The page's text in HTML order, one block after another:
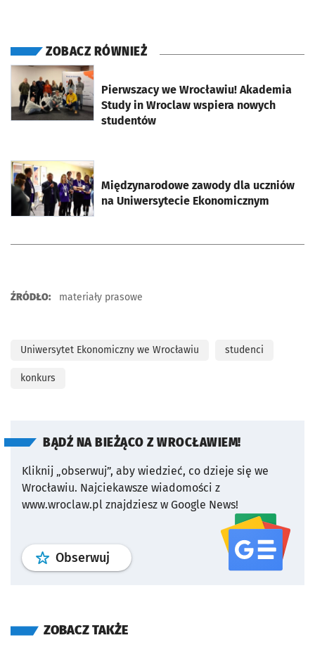
ZOBACZ RÓWNIEŻ
Pierwszacy we Wrocławiu! Akademia
Study in Wroclaw wspiera nowych
studentów
otworzy się w nowej karcie
Międzynarodowe zawody dla uczniów
na Uniwersytecie Ekonomicznym
otworzy się w nowej karcie
ŹRÓDŁO: materiały prasowe
Uniwersytet Ekonomiczny we Wrocławiu studenci
konkurs
BĄDŹ NA BIEŻĄCO Z WROCŁAWIEM!
Kliknij „obserwuj”, aby wiedzieć, co dzieje się we
Wrocławiu. Najciekawsze wiadomości z
www.wroclaw.pl znajdziesz w Google News!
Obserwuj profil serwisu
ZOBACZ TAKŻE